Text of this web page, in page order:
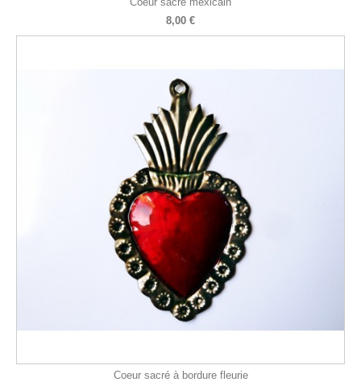
8,00 €
Coeur sacré à bordure fleurie